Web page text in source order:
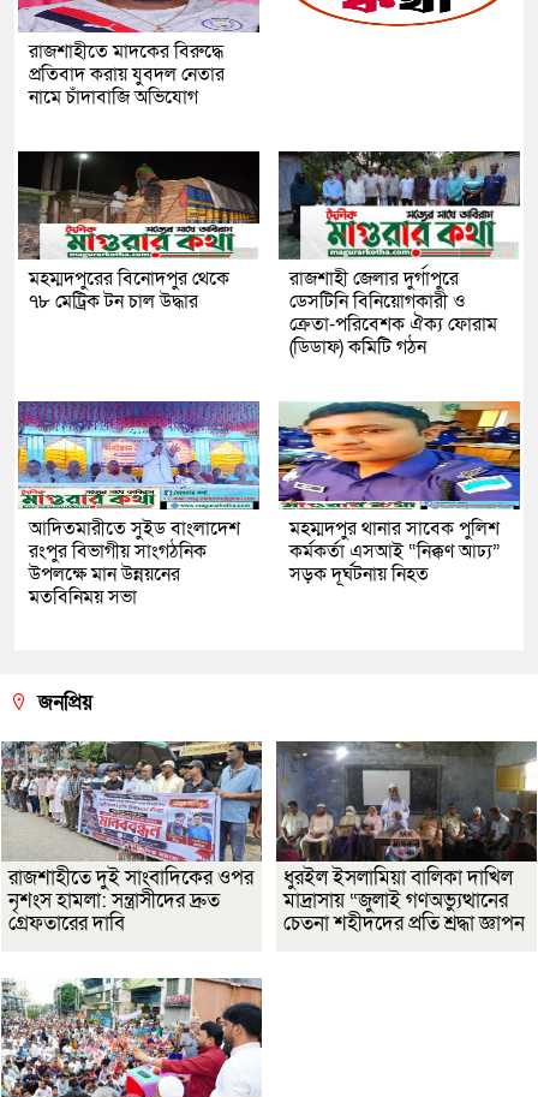
রাজশাহীতে মাদকের বিরুদ্ধে
প্রতিবাদ করায় যুবদল নেতার
নামে চাঁদাবাজি অভিযোগ
মহম্মদপুরের বিনোদপুর থেকে
৭৮ মেট্রিক টন চাল উদ্ধার
রাজশাহী জেলার দুর্গাপুরে
ডেসটিনি বিনিয়োগকারী ও
ক্রেতা-পরিবেশক ঐক্য ফোরাম
(ডিডাফ) কমিটি গঠন
আদিতমারীতে সুইড বাংলাদেশ
রংপুর বিভাগীয় সাংগঠনিক
উপলক্ষে মান উন্নয়নের
মতবিনিময় সভা
মহম্মদপুর থানার সাবেক পুলিশ
কর্মকর্তা এসআই “নিক্কণ আঢ্য”
সড়ক দূর্ঘটনায় নিহত
জনপ্রিয়
রাজশাহীতে দুই সাংবাদিকের ওপর
নৃশংস হামলা: সন্ত্রাসীদের দ্রুত
গ্রেফতারের দাবি
ধুরইল ইসলামিয়া বালিকা দাখিল
মাদ্রাসায় “জুলাই গণঅভ্যুত্থানের
চেতনা শহীদদের প্রতি শ্রদ্ধা জ্ঞাপন